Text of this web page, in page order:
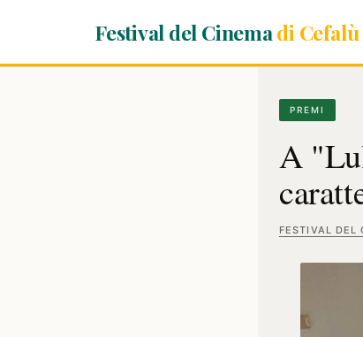
Festival del Cinemadi Cefalù
PREMI
A
FESTIVAL DEL